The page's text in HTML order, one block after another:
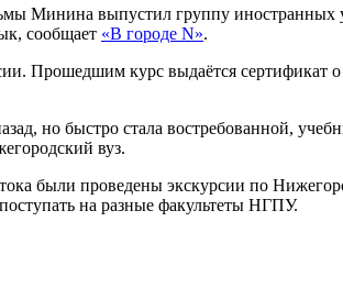
Минина выпустил группу иностранных
сообщает «В городе N».
Прошедшим курс выдаётся сертификат
но быстро стала востребованной,
вуз.
были проведены экскурсии по
на разные факультеты НГПУ.